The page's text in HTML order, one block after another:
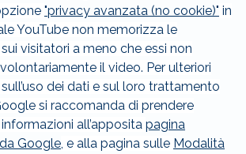
"privacy avanzata (no cookie)" in
YouTube non memorizza le
visitatori a meno che essi non
il video. Per ulteriori
dei dati e sul loro trattamento
si raccomanda di prendere
all’apposita pagina
Google, e alla pagina sulle Modalità